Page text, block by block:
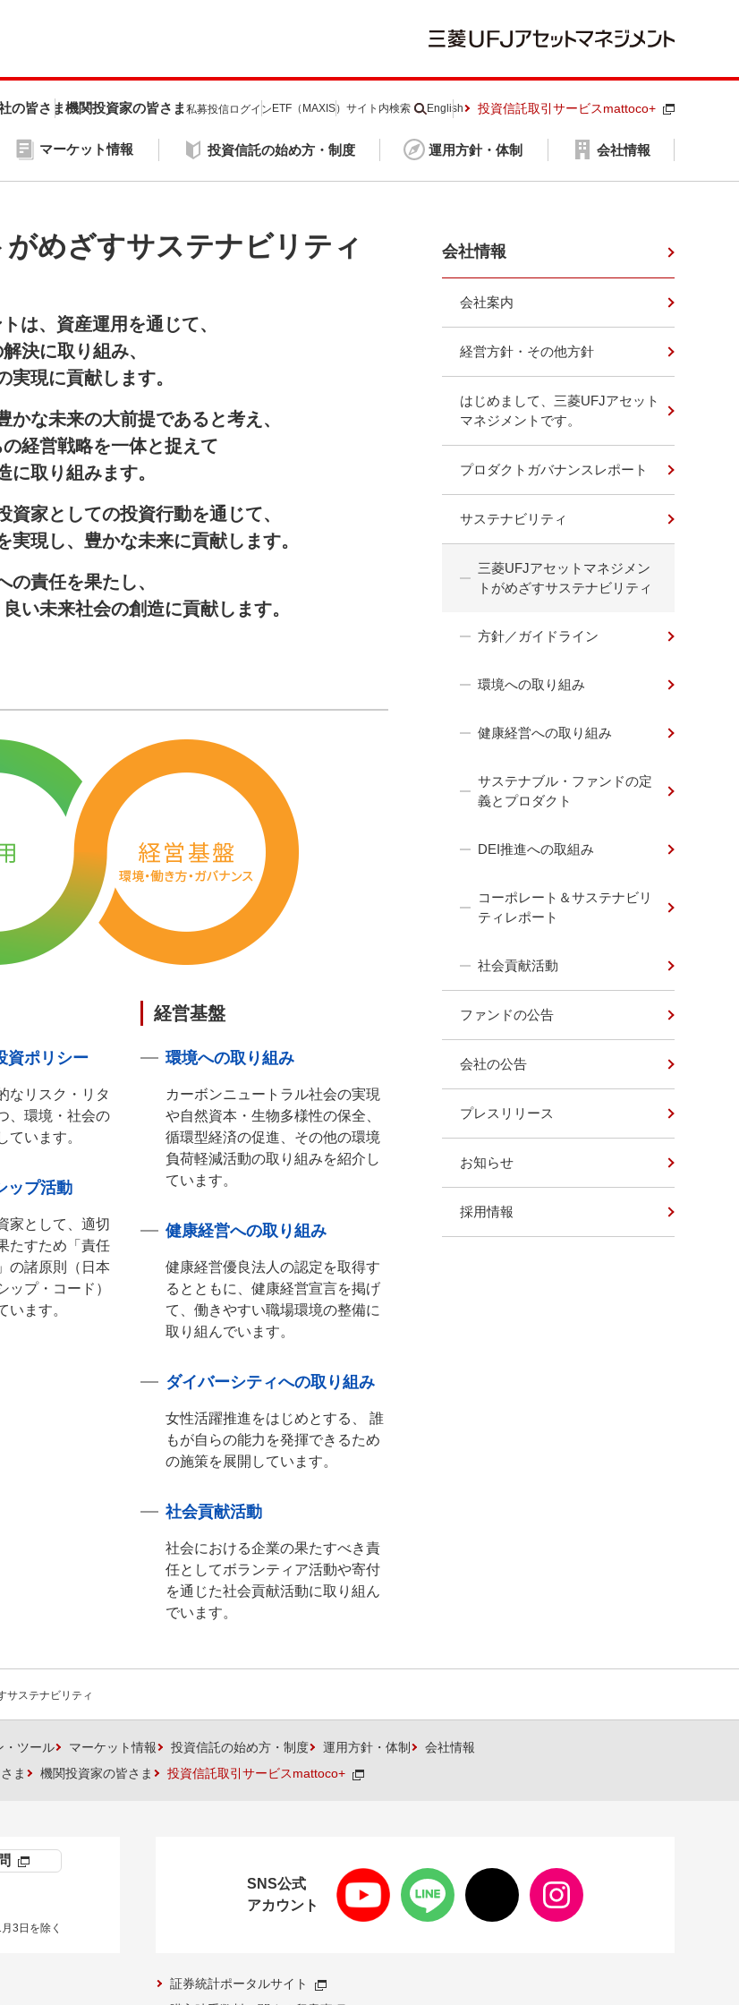
マーケット情報 投資信託の始め方・制度 運用方針・体制 会社情報
の皆さま機関投資家の皆さま 私募投信ログイン ETF（MAXIS） サイト内検索 English 投資信託取引サービスmattoco+
めざすサステナビリティ
は、資産運用を通じて、
決に取り組み、
実現に貢献します。
かな未来の大前提であると考え、
経営戦略を一体と捉えて
に取り組みます。
家としての投資行動を通じて、
現し、豊かな未来に貢献します。
の責任を果たし、
い未来社会の創造に貢献します。
資ポリシー
なリスク・リタ
、環境・社会の
ています。
ップ活動
家として、適切
たすため「責任
の諸原則（日本
ップ・コード）
います。
経営基盤
環境への取り組み
カーボンニュートラル社会の実現
や自然資本・生物多様性の保全、
循環型経済の促進、その他の環境
負荷軽減活動の取り組みを紹介し
ています。
健康経営への取り組み
健康経営優良法人の認定を取得す
るとともに、健康経営宣言を掲げ
て、働きやすい職場環境の整備に
取り組んでいます。
ダイバーシティへの取り組み
女性活躍推進をはじめとする、 誰
もが自らの能力を発揮できるため
の施策を展開しています。
社会貢献活動
社会における企業の果たすべき責
任としてボランティア活動や寄付
を通じた社会貢献活動に取り組ん
でいます。
会社情報
会社案内
経営方針・その他方針
はじめまして、三菱UFJアセット
マネジメントです。
プロダクトガバナンスレポート
サステナビリティ
三菱UFJアセットマネジメン
トがめざすサステナビリティ
方針／ガイドライン
環境への取り組み
健康経営への取り組み
サステナブル・ファンドの定
義とプロダクト
DEI推進への取組み
コーポレート＆サステナビリ
ティレポート
社会貢献活動
ファンドの公告
会社の公告
プレスリリース
お知らせ
採用情報
サステナビリティ
・ツール マーケット情報 投資信託の始め方・制度 運用方針・体制
会社情報
ま
機関投資家の皆さま 投資信託取引サービスmattoco+
3日を除く
SNS公式
アカウント
証券統計ポータルサイト